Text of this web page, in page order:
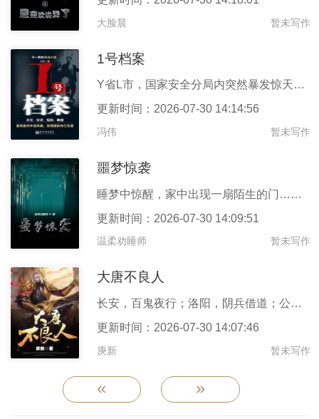
大脸晨 暂未写作
1号档案
Y省L市，国家安全分局内突然暴发惊天大案，事关国家安全机密的1
更新时间：2026-07-30 14:14:56
冯伟 暂未写作
噩梦惊袭
睡梦中惊醒，家中出现一扇陌生的门……噩梦世界中，江城把从壮汉那
更新时间：2026-07-30 14:09:51
温柔劝睡师 暂未写作
大唐不良人
长安，百鬼夜行；洛阳，阴兵借道；公元649年，天可汗驾崩含风殿
更新时间：2026-07-30 14:07:46
庚新 暂未写作
« »